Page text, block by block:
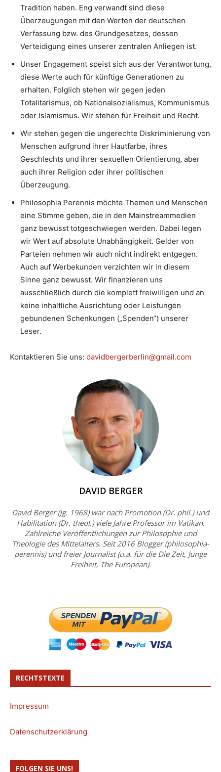
Tradition haben. Eng verwandt sind diese
Überzeugungen mit den Werten der deutschen
Verfassung bzw. des Grundgesetzes, dessen
Verteidigung eines unserer zentralen Anliegen ist.
Unser Engagement speist sich aus der Verantwortung,
diese Werte auch für künftige Generationen zu
erhalten. Folglich stehen wir gegen jeden
Totalitarismus, ob Nationalsozialismus, Kommunismus
oder Islamismus. Wir stehen für Freiheit und Recht.
Wir stehen gegen die ungerechte Diskriminierung von
Menschen aufgrund ihrer Hautfarbe, ihres
Geschlechts und ihrer sexuellen Orientierung, aber
auch ihrer Religion oder ihrer politischen
Überzeugung.
Philosophia Perennis möchte Themen und Menschen
eine Stimme geben, die in den Mainstreammedien
ganz bewusst totgeschwiegen werden. Dabei legen
wir Wert auf absolute Unabhängigkeit. Gelder von
Parteien nehmen wir auch nicht indirekt entgegen.
Auch auf Werbekunden verzichten wir in diesem
Sinne ganz bewusst. Wir finanzieren uns
ausschließlich durch die komplett freiwilligen und an
keine inhaltliche Ausrichtung oder Leistungen
gebundenen Schenkungen („Spenden“) unserer
Leser.
Kontaktieren Sie uns: davidbergerberlin@gmail.com
DAVID BERGER
David Berger (Jg. 1968) war nach Promotion (Dr. phil.) und
Habilitation (Dr. theol.) viele Jahre Professor im Vatikan.
Zahlreiche Veröffentlichungen zur Philosophie und
Theologie des Mittelalters. Seit 2016 Blogger (philosophia-
perennis) und freier Journalist (u.a. für die Die Zeit, Junge
Freiheit, The European).
RECHTSTEXTE
Impressum
Datenschutzerklärung
FOLGEN SIE UNS!